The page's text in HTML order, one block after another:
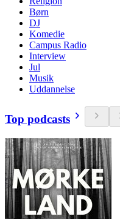
Børn
DJ
Komedie
Campus Radio
Interview
Jul
Musik
Uddannelse
Top podcasts